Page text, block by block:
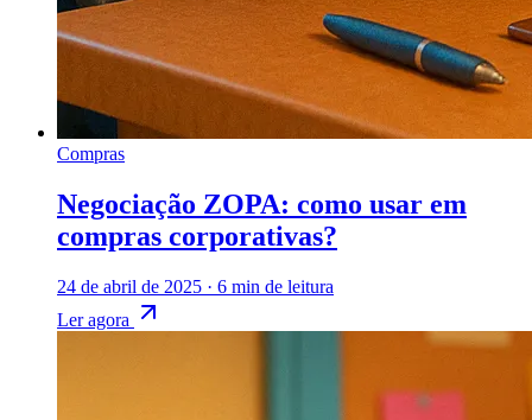
Compras
Negociação ZOPA: como usar em
compras corporativas?
24 de abril de 2025 · 6 min de leitura
Ler agora